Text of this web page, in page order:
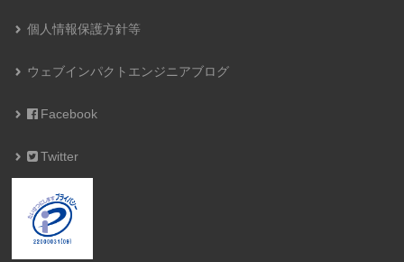
個人情報保護方針等
ウェブインパクトエンジニアブログ
Facebook
Twitter